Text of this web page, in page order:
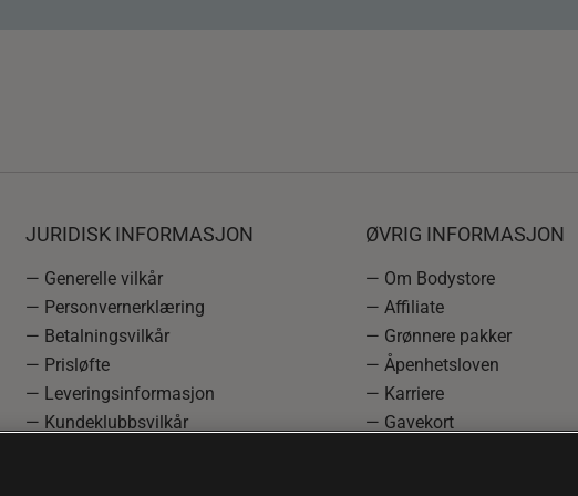
JURIDISK INFORMASJON
— Generelle vilkår
— Personvernerklæring
— Betalningsvilkår
— Prisløfte
— Leveringsinformasjon
— Kundeklubbsvilkår
ØVRIG INFORMASJON
— Om Bodystore
— Affiliate
— Grønnere pakker
— Åpenhetsloven
— Karriere
— Gavekort